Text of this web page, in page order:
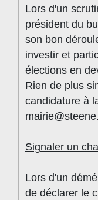
Lors d'un
président du
son bon
investir et
élections en
Rien de plus
candidature à
Signaler un
Lors d'un
de déclarer le